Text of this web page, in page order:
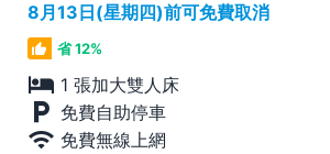
8月13日(星期四)前可免費取消
省 12%
1 張加大雙人床
免費自助停車
免費無線上網